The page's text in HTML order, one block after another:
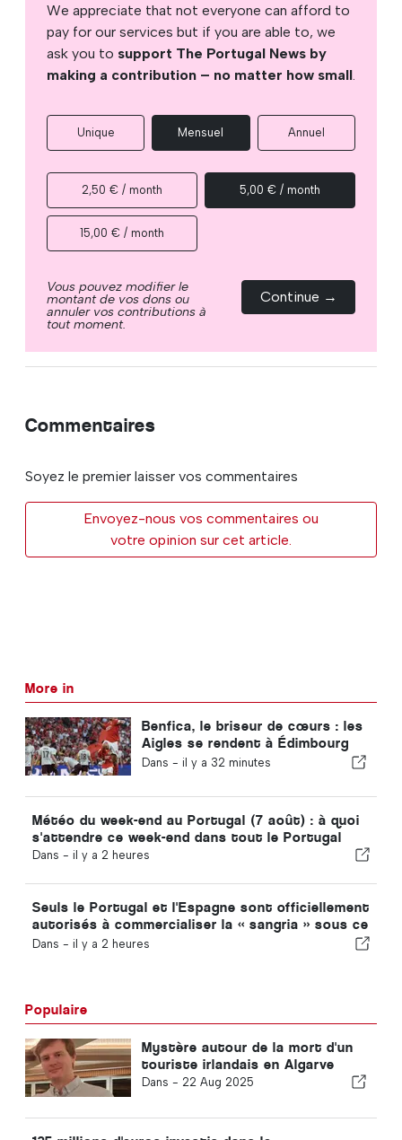
We appreciate that not everyone can afford to
pay for our services but if you are able to, we
ask you to support The Portugal News by
making a contribution – no matter how small.
Unique Mensuel Annuel
2,50 € / month 5,00 € / month
15,00 € / month
Vous pouvez modifier le
montant de vos dons ou
annuler vos contributions à
tout moment.
Continue →
Commentaires
Soyez le premier laisser vos commentaires
Envoyez-nous vos commentaires ou
votre opinion sur cet article.
More in
Benfica, le briseur de cœurs : les
Aigles se rendent à Édimbourg
avec un pied déjà qualifié pour le
Dans - il y a 32 minutes
Météo du week-end au Portugal (7 août) : à quoi
s'attendre ce week-end dans tout le Portugal
Dans - il y a 2 heures
Seuls le Portugal et l'Espagne sont officiellement
autorisés à commercialiser la « sangria » sous ce
nom
Dans - il y a 2 heures
Populaire
Mystère autour de la mort d'un
touriste irlandais en Algarve
Dans - 22 Aug 2025